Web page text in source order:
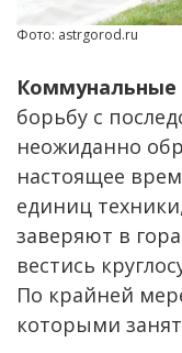
Фото: astrgorod.ru
Коммунальные
борьбу с
неожиданно
настоящее
единиц
заверяют в
вестись
По крайней
которыми